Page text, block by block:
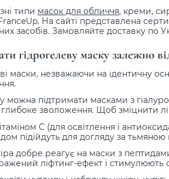
типи масок для обличчя, креми,
На сайті представлена
засобів. Замовляйте доставку по
гідрогелеву маску залежно
маски, незважаючи на ідентичну
можна підтримати масками з
глибоке зволоження. Щоб зміцнити
С (для освітлення і
підійдуть для догляду за
добре реагує на маски з
ліфтинг-ефект і стимулюють